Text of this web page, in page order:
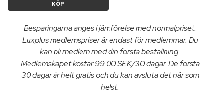
KÖP
Besparingarna anges i jämförelse med normalpriset.
Luxplus medlemspriser är endast för medlemmar. Du
kan bli medlem med din första beställning.
Medlemskapet kostar 99.00 SEK/30 dagar. De första
30 dagar är helt gratis och du kan avsluta det när som
helst.